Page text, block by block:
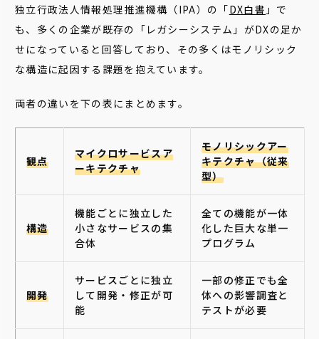
独立行政法人情報処理推進機構（IPA）の「DX白書 」で
も、多くの企業が既存の「レガシーシステム」がDXの足か
せになっていると回答しており、その多くはモノリシック
な構造に起因する課題を抱えています。
両者の違いを下の表にまとめます。
観点
マイクロサービスア
ーキテクチャ
モノリシックアー
キテクチャ（従来
型）
構造
機能ごとに独立した
小さなサービスの集
合体
全ての機能が一体
化した巨大な単一
プログラム
開発
サービスごとに独立
して開発・修正が可
能
一部の修正でも全
体への影響調査と
テストが必要